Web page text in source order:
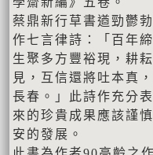
蔡鼎新行草書遒勁鬱
作七言律詩：「百年
生聚多方豐裕現，耕
見，互信還將吐本真
長春。」此詩作充分
來的珍貴成果應該謹
安的發展。